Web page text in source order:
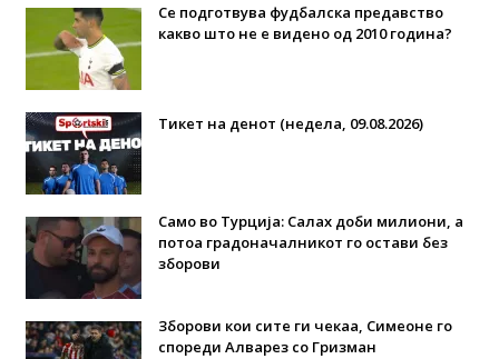
Се подготвува фудбалска предавство
какво што не е видено од 2010 година?
Тикет на денот (недела, 09.08.2026)
Само во Турција: Салах доби милиони, а
потоа градоначалникот го остави без
зборови
Зборови кои сите ги чекаа, Симеоне го
спореди Алварез со Гризман